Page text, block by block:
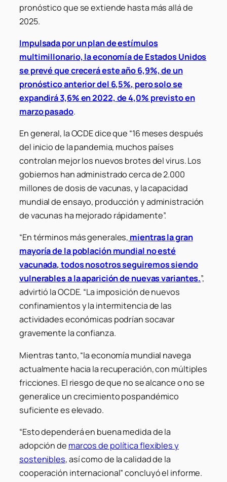
pronóstico que se extiende hasta más allá de
2025.
Impulsada por un plan de estímulos
multimillonario, la economía de Estados Unidos
se prevé que crecerá este año 6,9%, de un
pronóstico anterior del 6,5%, pero solo se
expandirá 3,6% en 2022, de 4,0% previsto en
marzo pasado.
En general, la OCDE dice que “16 meses después
del inicio de la pandemia, muchos países
controlan mejor los nuevos brotes del virus. Los
gobiernos han administrado cerca de 2.000
millones de dosis de vacunas, y la capacidad
mundial de ensayo, producción y administración
de vacunas ha mejorado rápidamente”.
“En términos más generales, mientras la gran
mayoría de la población mundial no esté
vacunada, todos nosotros seguiremos siendo
vulnerables a la aparición de nuevas variantes.”,
advirtió la OCDE. “La imposición de nuevos
confinamientos y la intermitencia de las
actividades económicas podrían socavar
gravemente la confianza.
Mientras tanto, “la economía mundial navega
actualmente hacia la recuperación, con múltiples
fricciones. El riesgo de que no se alcance o no se
generalice un crecimiento pospandémico
suficiente es elevado.
“Esto dependerá en buena medida de la
adopción de marcos de política flexibles y
sostenibles, así como de la calidad de la
cooperación internacional” concluyó el informe.